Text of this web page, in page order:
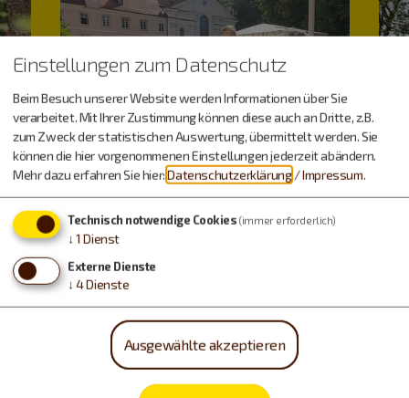
Essen & Trinken
Einstellungen zum Datenschutz
Beim Besuch unserer Website werden Informationen über Sie
verarbeitet. Mit Ihrer Zustimmung können diese auch an Dritte, z.B.
zum Zweck der statistischen Auswertung, übermittelt werden. Sie
können die hier vorgenommenen Einstellungen jederzeit abändern.
Mehr dazu erfahren Sie hier:Datenschutzerklärung /Impressum.
Technisch notwendige Cookies (immer erforderlich)
↓ 1 Dienst
Externe Dienste
↓ 4Dienste
Ausgewählte akzeptieren